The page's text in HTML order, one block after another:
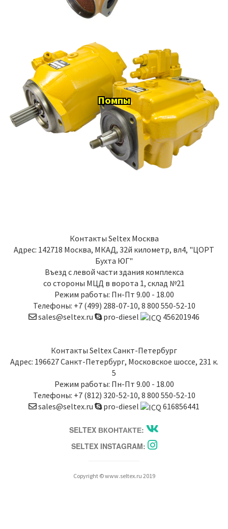
Помпы
Контакты Seltex Москва
Адрес: 142718 Москва, МКАД, 32й километр, вл4, "ЦОРТ
Бухта ЮГ"
Въезд с левой части здания комплекса
со стороны МЦД в ворота 1, склад №21
Режим работы: Пн-Пт 9.00 - 18.00
Телефоны: +7 (499) 288-07-10, 8 800 550-52-10
sales@seltex.ru
pro-diesel 456201946
Контакты Seltex Санкт-Петербург
Адрес: 196627Санкт-Петербург, Московское шоссе, 231 к.
5
Режим работы: Пн-Пт 9.00 - 18.00
Телефоны: +7 (812) 320-52-10, 8 800 550-52-10
sales@seltex.ru
pro-diesel 616856441
SELTEX ВКОНТАКТЕ:
SELTEX INSTAGRAM:
Copyright © www.seltex.ru 2019